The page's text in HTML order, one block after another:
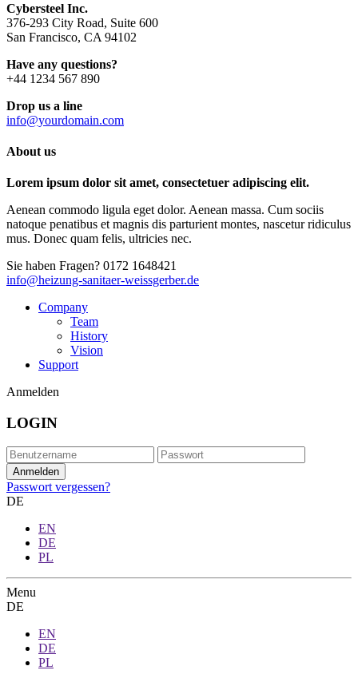
Cybersteel Inc.
376-293 City Road, Suite 600
San Francisco, CA 94102
Have any questions?
+44 1234 567 890
Drop us a line
info@yourdomain.com
About us
Lorem ipsum dolor sit amet, consectetuer adipiscing elit.
Aenean commodo ligula eget dolor. Aenean massa. Cum sociis
natoque penatibus et magnis dis parturient montes, nascetur ridiculus
mus. Donec quam felis, ultricies nec.
Sie haben Fragen? 0172 1648421
info@heizung-sanitaer-weissgerber.de
Company
Team
History
Vision
Support
Anmelden
LOGIN
Passwort vergessen?
DE
EN
DE
PL
Menu
DE
EN
DE
PL